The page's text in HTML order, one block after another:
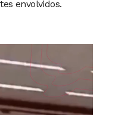
envolvidos.